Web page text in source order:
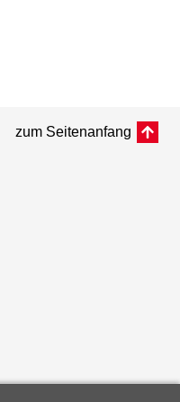
zum Seitenanfang